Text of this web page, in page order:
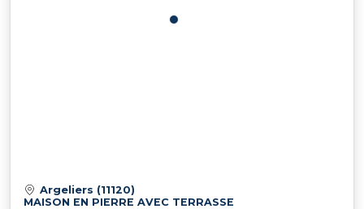
Argeliers (11120)
MAISON EN PIERRE AVEC TERRASSE